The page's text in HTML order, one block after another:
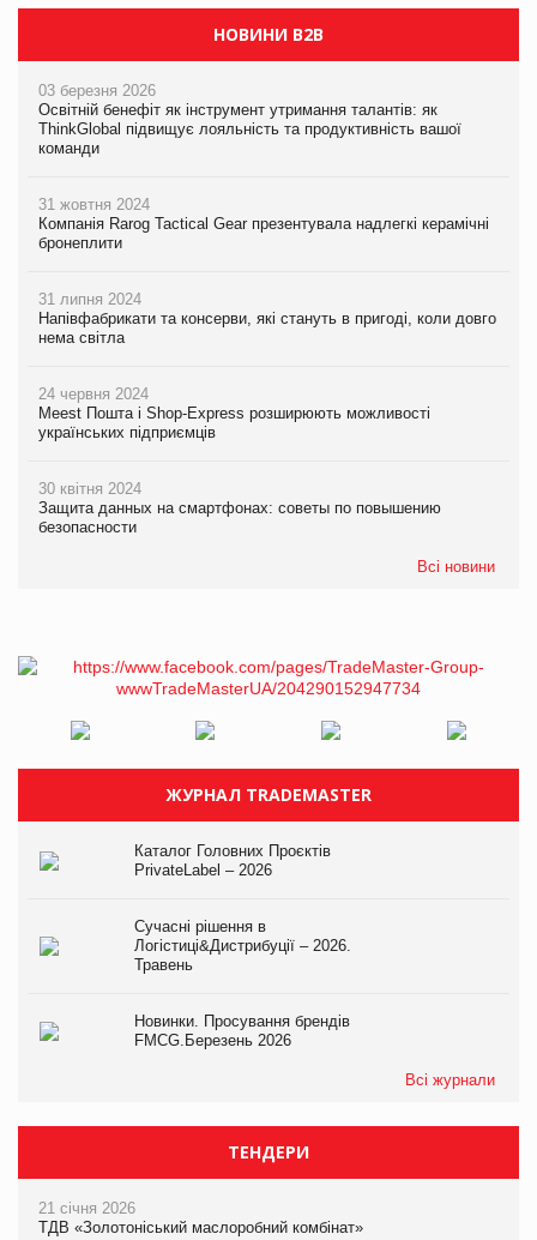
НОВИНИ B2B
03 березня 2026
Освітній бенефіт як інструмент утримання талантів: як
ThinkGlobal підвищує лояльність та продуктивність вашої
команди
31 жовтня 2024
Компанія Rarog Tactical Gear презентувала надлегкі керамічні
бронеплити
31 липня 2024
Напівфабрикати та консерви, які стануть в пригоді, коли довго
нема світла
24 червня 2024
Meest Пошта і Shop-Express розширюють можливості
українських підприємців
30 квітня 2024
Защита данных на смартфонах: советы по повышению
безопасности
Всі новини
ЖУРНАЛ TRADEMASTER
Каталог Головних Проєктів
PrivateLabel – 2026
Сучасні рішення в
Логістиці&Дистрибуції – 2026.
Травень
Новинки. Просування брендів
FMCG.Березень 2026
Всі журнали
ТЕНДЕРИ
21 січня 2026
ТДВ «Золотоніський маслоробний комбінат»